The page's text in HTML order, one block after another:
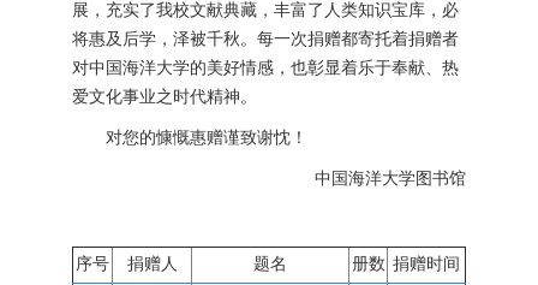
展，充实了我校文献典藏，丰富了人类知识宝库，必
将惠及后学，泽被千秋。每一次捐赠都寄托着捐赠者
对中国海洋大学的美好情感，也彰显着乐于奉献、热
爱文化事业之时代精神。
对您的慷慨惠赠谨致谢忱！
中国海洋大学图书馆
序号 捐赠人 题名 册数 捐赠时间